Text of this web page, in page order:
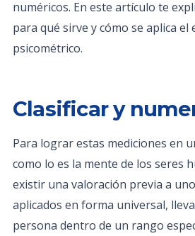
numéricos. En este artículo te
para qué sirve y cómo se aplica el
psicométrico.
Clasificar y
Para lograr estas mediciones en
como lo es la mente de los seres
existir una valoración previa a
aplicados en forma universal,
persona dentro de un rango